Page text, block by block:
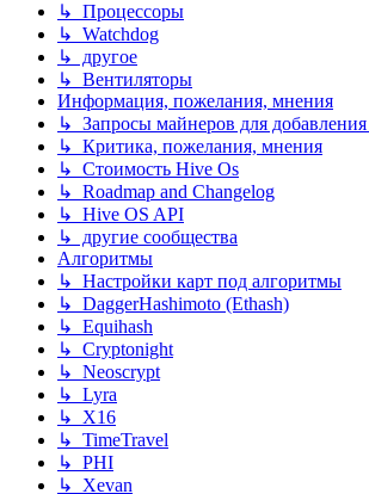
↳ Процессоры
↳ Watchdog
↳ другое
↳ Вентиляторы
Информация, пожелания, мнения
↳ Запросы майнеров для
↳ Критика, пожелания, мнения
↳ Стоимость Hive Os
↳ Roadmap and Changelog
↳ Hive OS API
↳ другие сообщества
Алгоритмы
↳ Настройки карт под алгоритмы
↳ DaggerHashimoto (Ethash)
↳ Equihash
↳ Cryptonight
↳ Neoscrypt
↳ Lyra
↳ X16
↳ TimeTravel
↳ PHI
↳ Xevan